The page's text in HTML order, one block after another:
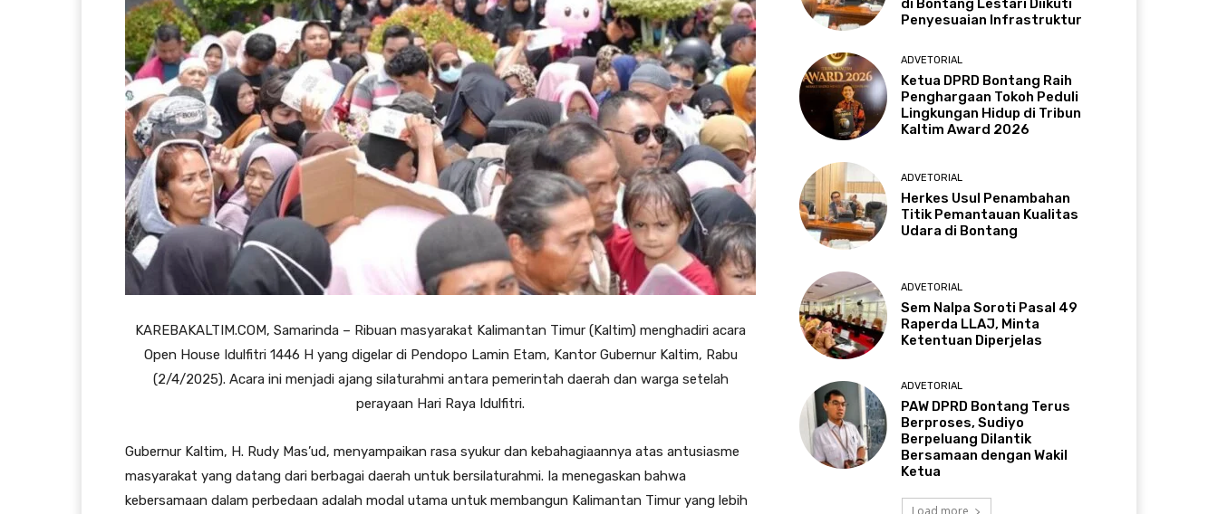
KAREBAKALTIM.COM, Samarinda – Ribuan masyarakat Kalimantan Timur (Kaltim) menghadiri acara
Open House Idulfitri 1446 H yang digelar di Pendopo Lamin Etam, Kantor Gubernur Kaltim, Rabu
(2/4/2025). Acara ini menjadi ajang silaturahmi antara pemerintah daerah dan warga setelah
perayaan Hari Raya Idulfitri.
Gubernur Kaltim, H. Rudy Mas’ud, menyampaikan rasa syukur dan kebahagiaannya atas antusiasme
masyarakat yang datang dari berbagai daerah untuk bersilaturahmi. Ia menegaskan bahwa
kebersamaan dalam perbedaan adalah modal utama untuk membangun Kalimantan Timur yang lebih
Penyesuaian Infrastruktur
ADVETORIAL
Ketua DPRD Bontang Raih
Penghargaan Tokoh Peduli
Lingkungan Hidup di Tribun
Kaltim Award 2026
ADVETORIAL
Herkes Usul Penambahan
Titik Pemantauan Kualitas
Udara di Bontang
ADVETORIAL
Sem Nalpa Soroti Pasal 49
Raperda LLAJ, Minta
Ketentuan Diperjelas
ADVETORIAL
PAW DPRD Bontang Terus
Berproses, Sudiyo
Berpeluang Dilantik
Bersamaan dengan Wakil
Ketua